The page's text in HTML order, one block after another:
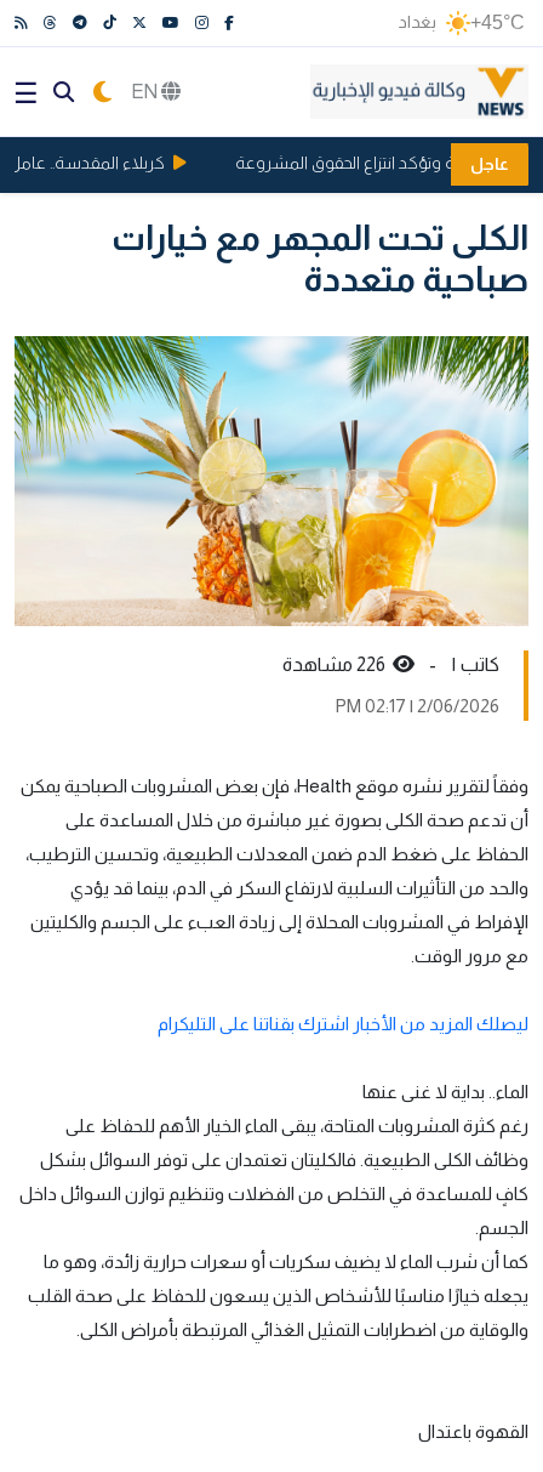
+45°C بغداد
عاجل
تحالف مكة وتؤكد انتزاع الحقوق المشروعة كربلاء المقدسة.. عامل مولدة باكستاني يسرق 11
الكلى تحت المجهر مع خيارات
صباحية متعددة
کاتب ١ -
2/06/2026 | 02:17 PM
وفقاً لتقرير نشره موقع Health، فإن بعض المشروبات الصباحية يمكن
أن تدعم صحة الكلى بصورة غير مباشرة من خلال المساعدة على
الحفاظ على ضغط الدم ضمن المعدلات الطبيعية، وتحسين الترطيب،
والحد من التأثيرات السلبية لارتفاع السكر في الدم، بينما قد يؤدي
الإفراط في المشروبات المحلاة إلى زيادة العبء على الجسم والكليتين
مع مرور الوقت.
ليصلك المزيد من الأخبار اشترك بقناتنا على التليكرام
الماء.. بداية لا غنى عنها
رغم كثرة المشروبات المتاحة، يبقى الماء الخيار الأهم للحفاظ على
وظائف الكلى الطبيعية. فالكليتان تعتمدان على توفر السوائل بشكل
كافٍ للمساعدة في التخلص من الفضلات وتنظيم توازن السوائل داخل
الجسم.
كما أن شرب الماء لا يضيف سكريات أو سعرات حرارية زائدة، وهو ما
يجعله خيارًا مناسبًا للأشخاص الذين يسعون للحفاظ على صحة القلب
والوقاية من اضطرابات التمثيل الغذائي المرتبطة بأمراض الكلى.
القهوة باعتدال